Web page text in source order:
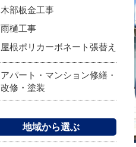
木部板金工事
雨樋工事
屋根ポリカーボネート張替え
アパート・マンション修繕・
改修・塗装
地域から選ぶ